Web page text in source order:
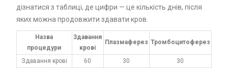
дізнатися з таблиці, де цифри — це кількість днів, після
яких можна продовжити здавати кров.
Назва
процедури
Здавання
крові
Плазмаферез Тромбоцитоферез
Здавання крові 60 30
30